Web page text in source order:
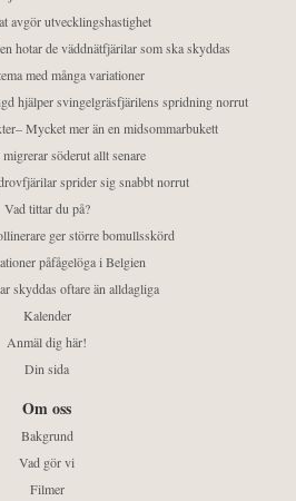
avgör utvecklingshastighet
hotar de väddnätfjärilar som ska skyddas
med många variationer
hjälper svingelgräsfjärilens spridning norrut
Mycket mer än en midsommarbukett
söderut allt senare
sprider sig snabbt norrut
Vad tittar du på?
ger större bomullsskörd
påfågelöga i Belgien
skyddas oftare än alldagliga
Kalender
Anmäl dig här!
Din sida
Om oss
Bakgrund
Vad gör vi
Filmer